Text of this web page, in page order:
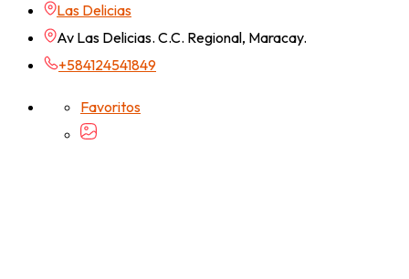
Las Delicias
Av Las Delicias. C.C. Regional, Maracay.
+584124541849
Favoritos